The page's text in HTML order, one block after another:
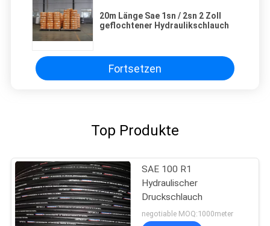
20m Länge Sae 1sn / 2sn 2 Zoll
geflochtener Hydraulikschlauch
Fortsetzen
Top Produkte
SAE 100 R1
Hydraulischer
Druckschlauch
negotiable MOQ:1000meter